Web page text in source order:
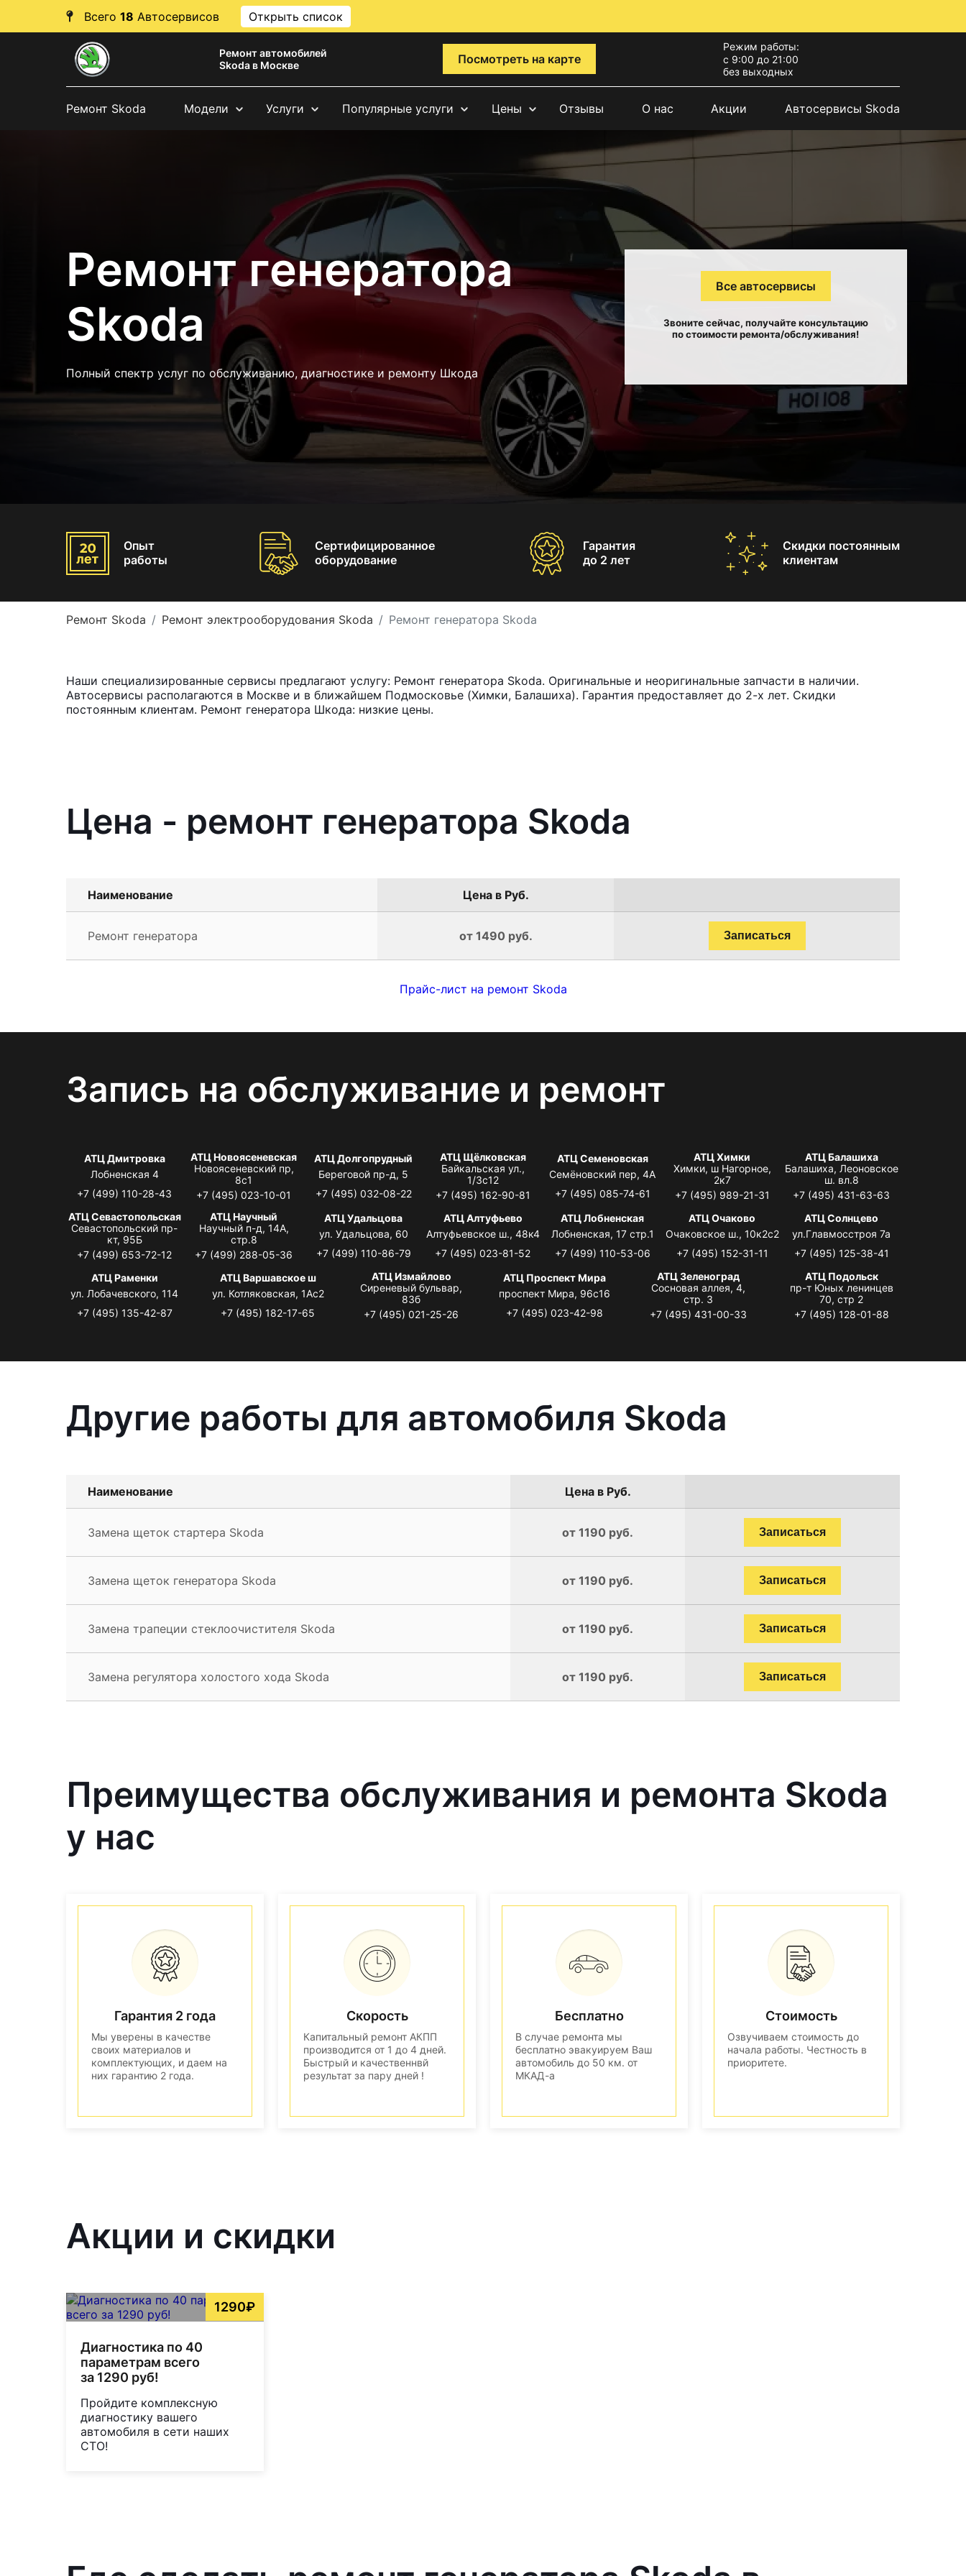
Всего 18 Автосервисов Открыть список
Ремонт автомобилей
Skoda в Москве
Посмотреть на карте
Режим работы:
с 9:00 до 21:00
без выходных
Ремонт Skoda Модели Услуги Популярные услуги Цены Отзывы О нас Акции Автосервисы Skoda
Ремонт генератора
Skoda
Полный спектр услуг по обслуживанию, диагностике и ремонту Шкода
Все автосервисы
Звоните сейчас, получайте консультацию
по стоимости ремонта/обслуживания!
Опыт
работы
Сертифицированное
оборудование
Гарантия
до 2 лет
Скидки постоянным
клиентам
Ремонт Skoda Ремонт электрооборудования Skoda Ремонт генератора Skoda
Наши специализированные сервисы предлагают услугу: Ремонт генератора Skoda. Оригинальные и неоригинальные запчасти в наличии.
Автосервисы располагаются в Москве и в ближайшем Подмосковье (Химки, Балашиха). Гарантия предоставляет до 2-х лет. Скидки
постоянным клиентам. Ремонт генератора Шкода: низкие цены.
Цена - ремонт генератора Skoda
Наименование Цена в Руб.
Ремонт генератора от 1490 руб. Записаться
Прайс-лист на ремонт Skoda
Запись на обслуживание и ремонт
АТЦ Дмитровка
Лобненская 4
+7 (499) 110-28-43
АТЦ Новоясеневская
Новоясеневский пр,
8с1
+7 (495) 023-10-01
АТЦ Долгопрудный
Береговой пр-д, 5
+7 (495) 032-08-22
АТЦ Щёлковская
Байкальская ул.,
1/3с12
+7 (495) 162-90-81
АТЦ Семеновская
Семёновский пер, 4А
+7 (495) 085-74-61
АТЦ Химки
Химки, ш Нагорное,
2к7
+7 (495) 989-21-31
АТЦ Балашиха
Балашиха, Леоновское
ш. вл.8
+7 (495) 431-63-63
АТЦ Севастопольская
Севастопольский пр-
кт, 95Б
+7 (499) 653-72-12
АТЦ Научный
Научный п-д, 14А,
стр.8
+7 (499) 288-05-36
АТЦ Удальцова
ул. Удальцова, 60
+7 (499) 110-86-79
АТЦ Алтуфьево
Алтуфьевское ш., 48к4
+7 (495) 023-81-52
АТЦ Лобненская
Лобненская, 17 стр.1
+7 (499) 110-53-06
АТЦ Очаково
Очаковское ш., 10к2с2
+7 (495) 152-31-11
АТЦ Солнцево
ул.Главмосстроя 7а
+7 (495) 125-38-41
АТЦ Раменки
ул. Лобачевского, 114
+7 (495) 135-42-87
АТЦ Варшавское ш
ул. Котляковская, 1Ас2
+7 (495) 182-17-65
АТЦ Измайлово
Сиреневый бульвар,
83б
+7 (495) 021-25-26
АТЦ Проспект Мира
проспект Мира, 96с16
+7 (495) 023-42-98
АТЦ Зеленоград
Сосновая аллея, 4,
стр. 3
+7 (495) 431-00-33
АТЦ Подольск
пр-т Юных ленинцев
70, стр 2
+7 (495) 128-01-88
Другие работы для автомобиля Skoda
Наименование Цена в Руб.
Замена щеток стартера Skoda от 1190 руб. Записаться
Замена щеток генератора Skoda от 1190 руб. Записаться
Замена трапеции стеклоочистителя Skoda от 1190 руб. Записаться
Замена регулятора холостого хода Skoda от 1190 руб. Записаться
Преимущества обслуживания и ремонта Skoda
у нас
Гарантия 2 года
Мы уверены в качестве
своих материалов и
комплектующих, и даем на
них гарантию 2 года.
Скорость
Капитальный ремонт АКПП
производится от 1 до 4 дней.
Быстрый и качественнвй
результат за пару дней !
Бесплатно
В случае ремонта мы
бесплатно эвакуируем Ваш
автомобиль до 50 км. от
МКАД-а
Стоимость
Озвучиваем стоимость до
начала работы. Честность в
приоритете.
Акции и скидки
1290₽
Диагностика по 40
параметрам всего
за 1290 руб!
Пройдите комплексную
диагностику вашего
автомобиля в сети наших
СТО!